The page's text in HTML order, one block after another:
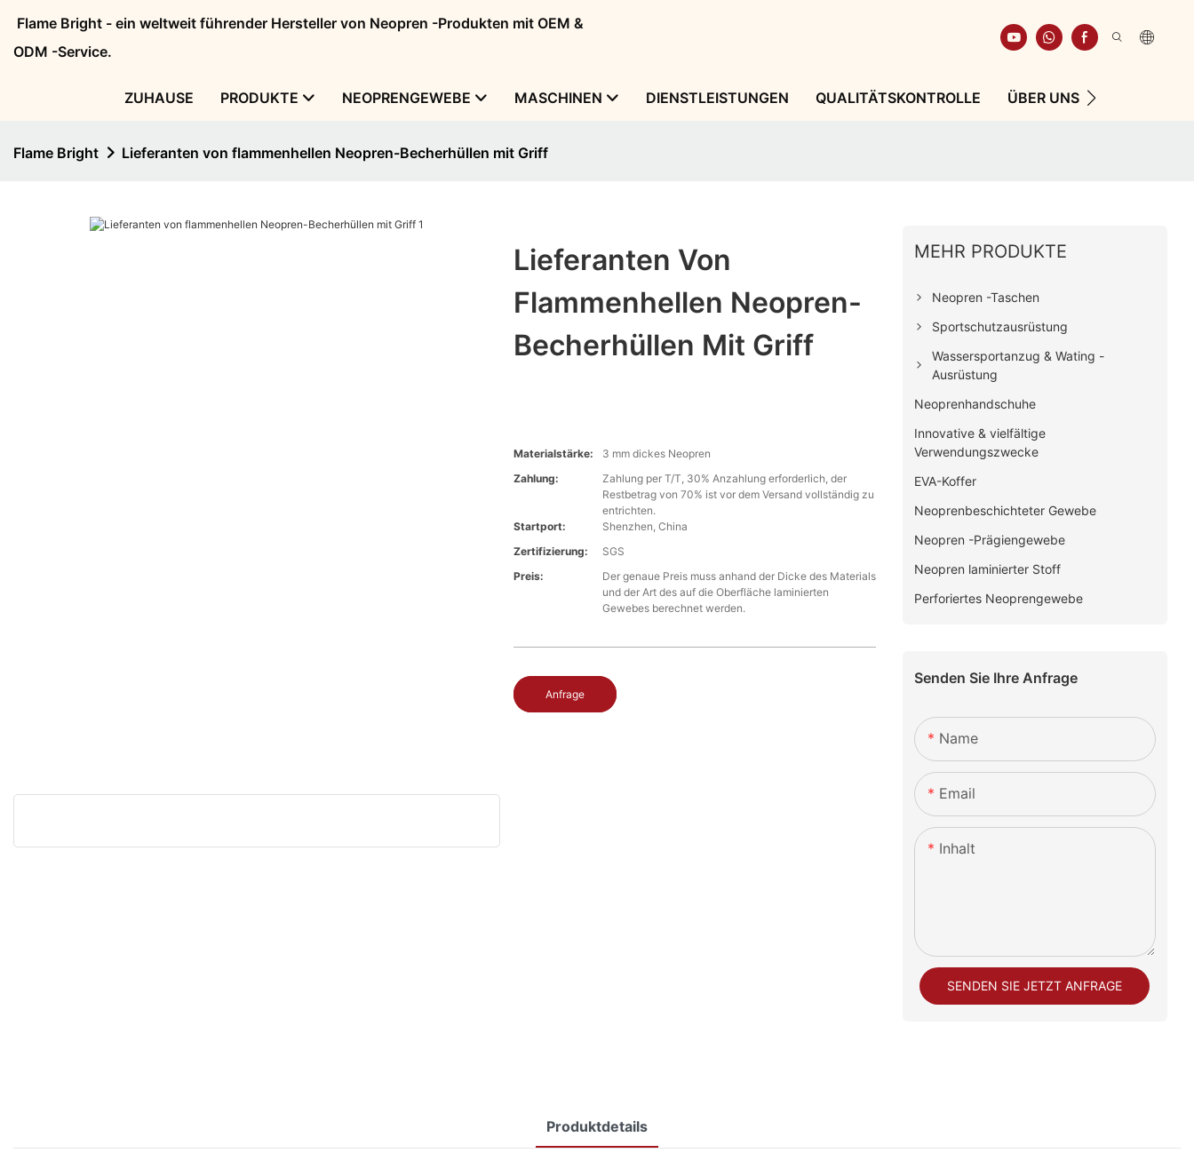
Flame Bright - ein weltweit führender Hersteller von Neopren -Produkten mit OEM &
ODM -Service.
ZUHAUSE PRODUKTE NEOPRENGEWEBE MASCHINEN DIENSTLEISTUNGEN QUALITÄTSKONTROLLE ÜBER UNS
Flame Bright Lieferanten von flammenhellen Neopren-Becherhüllen mit Griff
Lieferanten Von
Flammenhellen Neopren-
Becherhüllen Mit Griff
Materialstärke:
3 mm dickes Neopren
Zahlung:
Zahlung per T/T, 30% Anzahlung erforderlich, der
Restbetrag von 70% ist vor dem Versand vollständig zu
entrichten.
Startport:
Shenzhen, China
Zertifizierung:
SGS
Preis:
Der genaue Preis muss anhand der Dicke des Materials
und der Art des auf die Oberfläche laminierten
Gewebes berechnet werden.
Anfrage
MEHR PRODUKTE
Neopren -Taschen
Sportschutzausrüstung
Wassersportanzug & Wating -
Ausrüstung
Neoprenhandschuhe
Innovative & vielfältige
Verwendungszwecke
EVA-Koffer
Neoprenbeschichteter Gewebe
Neopren -Prägiengewebe
Neopren laminierter Stoff
Perforiertes Neoprengewebe
Senden Sie Ihre Anfrage
Name
Email
Inhalt
SENDEN SIE JETZT ANFRAGE
Produktdetails